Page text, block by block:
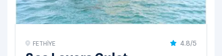
FETHIYE 4.8/5